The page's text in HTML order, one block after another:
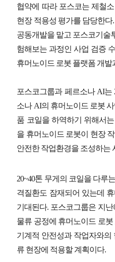
협약에 따라 포스코는 제철
현장 적용성 평가를 담당한
공동개발을 맡고 포스코기술
험해보는 과정인 사업 검증
휴머노이드 로봇 플랫폼 개
포스코그룹과 페르소나 AI
소나 AI의 휴머노이드 로봇
품 코일을 하역하기 위해서
을 휴머노이드 로봇이 현장
안전한 작업환경을 조성하는
20~40톤 무게의 코일을 다루
격질환도 잠재되어 있는데
기대된다. 포스코그룹은 지
물류 공정에 휴머노이드 로
기계적 안전성과 작업자와의
류 현장에 적용할 계획이다.